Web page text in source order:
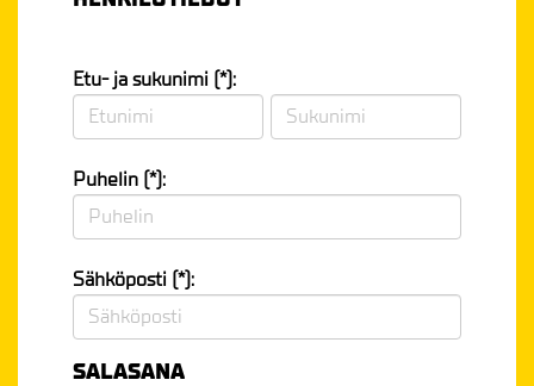
Etu- ja sukunimi (*):
Puhelin (*):
Sähköposti (*):
SALASANA